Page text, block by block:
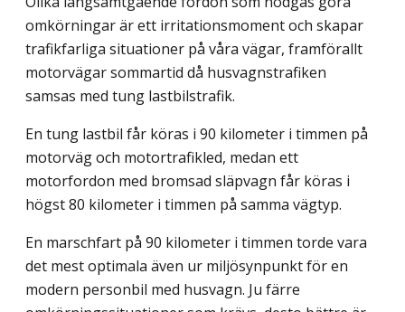
omkörningar är ett irritationsmoment och skapar
trafikfarliga situationer på våra vägar, framförallt
motorvägar sommartid då husvagnstrafiken
samsas med tung lastbilstrafik.
En tung lastbil får köras i 90 kilometer i timmen på
motorväg och motortrafikled, medan ett
motorfordon med bromsad släpvagn får köras i
högst 80 kilometer i timmen på samma vägtyp.
En marschfart på 90 kilometer i timmen torde vara
det mest optimala även ur miljö­synpunkt för en
modern personbil med husvagn. Ju färre